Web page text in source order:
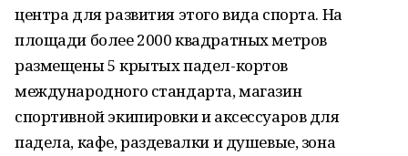
центра для развития этого вида спорта. На
площади более 2000 квадратных метров
размещены 5 крытых падел-кортов
международного стандарта, магазин
спортивной экипировки и аксессуаров для
падела, кафе, раздевалки и душевые, зона